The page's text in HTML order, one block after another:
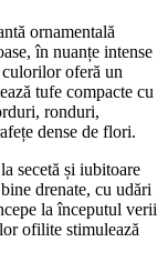
ornamentală
în nuanțe intense
oferă un
tufe compacte cu
ronduri,
dense de flori.
secetă și iubitoare
drenate, cu udări
la începutul verii
ofilite stimulează